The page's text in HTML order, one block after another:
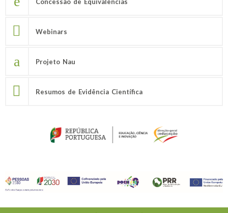
Webinars
Projeto Nau
Resumos de Evidência Científica